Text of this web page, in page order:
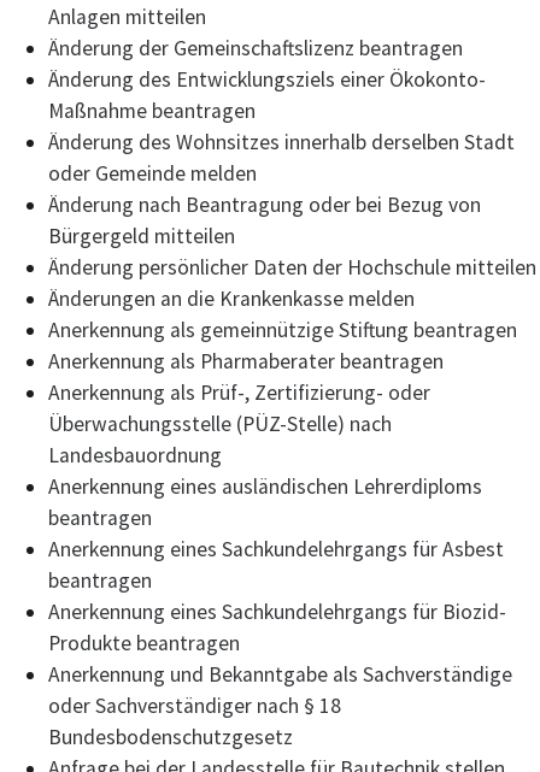
Anlagen mitteilen
Änderung der Gemeinschaftslizenz beantragen
Änderung des Entwicklungsziels einer Ökokonto-
Maßnahme beantragen
Änderung des Wohnsitzes innerhalb derselben Stadt
oder Gemeinde melden
Änderung nach Beantragung oder bei Bezug von
Bürgergeld mitteilen
Änderung persönlicher Daten der Hochschule mitteilen
Änderungen an die Krankenkasse melden
Anerkennung als gemeinnützige Stiftung beantragen
Anerkennung als Pharmaberater beantragen
Anerkennung als Prüf-, Zertifizierung- oder
Überwachungsstelle (PÜZ-Stelle) nach
Landesbauordnung
Anerkennung eines ausländischen Lehrerdiploms
beantragen
Anerkennung eines Sachkundelehrgangs für Asbest
beantragen
Anerkennung eines Sachkundelehrgangs für Biozid-
Produkte beantragen
Anerkennung und Bekanntgabe als Sachverständige
oder Sachverständiger nach § 18
Bundesbodenschutzgesetz